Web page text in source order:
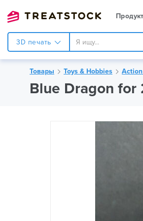
3D печать
Товары Toys & Hobbies
Blue Dragon for